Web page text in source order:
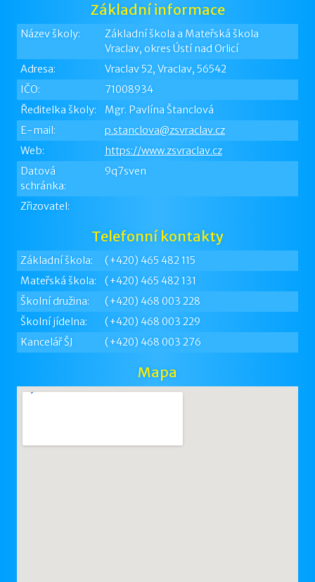
Základní informace
Název školy:
Základní škola a Mateřská škola
Vraclav, okres Ústí nad Orlicí
Adresa:
Vraclav 52, Vraclav, 56542
IČO:
71008934
Ředitelka školy:
Mgr. Pavlína Štanclová
E-mail:
p.stanclova@zsvraclav.cz
Web:
https://www.zsvraclav.cz
Datová
schránka:
9q7sven
Zřizovatel:
Telefonní kontakty
Základní škola:
(+420) 465 482 115
Mateřská škola:
(+420) 465 482 131
Školní družina:
(+420) 468 003 228
Školní jídelna:
(+420) 468 003 229
Kancelář ŠJ
(+420) 468 003 276
Mapa